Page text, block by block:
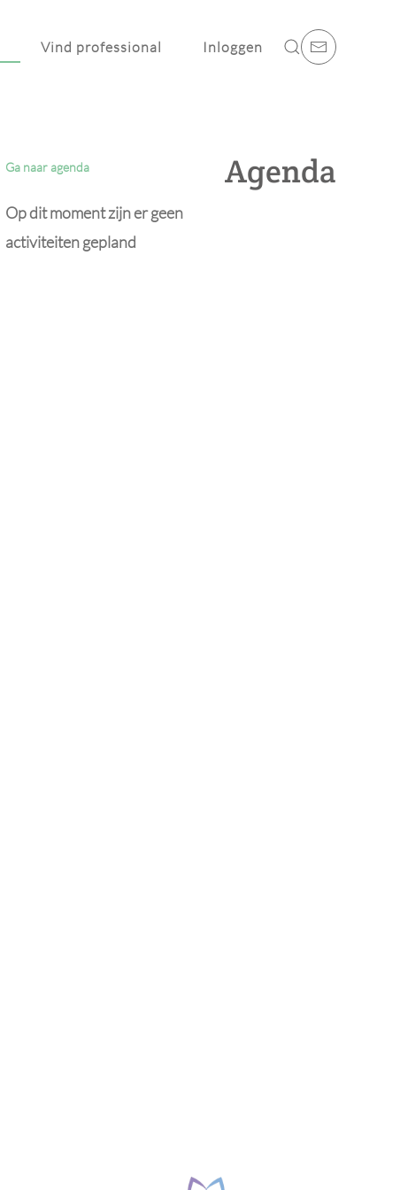
Vind professional Inloggen
Agenda
Ga naar agenda
Op dit moment zijn er geen
activiteiten gepland